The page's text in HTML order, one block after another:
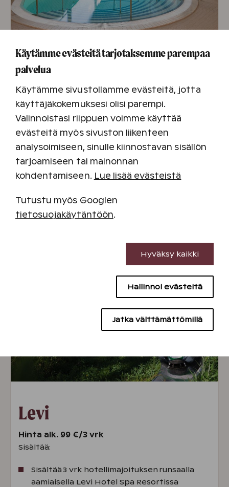
Turun Caribia
Sisältää:
Majoituksen hotellihuoneessa, 2 aik. + 1 lapsi,
2 vrk
Aamiaiset
Kylpylän vapaan käytön
Katso myös elämyspaketit
Levi
Hinta alk. 99 €/3 vrk
Sisältää:
Sisältää 3 vrk hotellimajoituksen runsaalla
aamiaisella Levi Hotel Spa Resortissa
Käytämme evästeitä tarjotaksemme parempaa
palvelua
Käytämme sivustollamme evästeitä, jotta
käyttäjäkokemuksesi olisi parempi.
Valinnoistasi riippuen voimme käyttää
evästeitä myös sivuston liikenteen
analysoimiseen, sinulle kiinnostavan sisällön
tarjoamiseen tai mainonnan
kohdentamiseen. Lue lisää evästeistä
Tutustu myös Googlen
tietosuojakäytäntöön.
Suorituskyvyn evästeet
Sisällön kohdentamisen evästeet
Jatka välttämättömillä
Hallinnoi evästeitä
Hyväksy kaikki